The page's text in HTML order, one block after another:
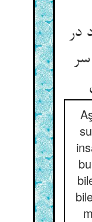
در